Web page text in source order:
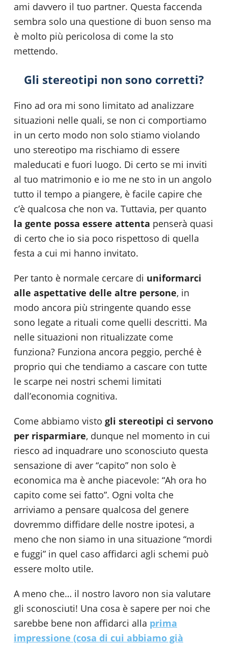
ami davvero il tuo partner. Questa faccenda
sembra solo una questione di buon senso ma
è molto più pericolosa di come la sto
mettendo.
Gli stereotipi non sono corretti?
Fino ad ora mi sono limitato ad analizzare
situazioni nelle quali, se non ci comportiamo
in un certo modo non solo stiamo violando
uno stereotipo ma rischiamo di essere
maleducati e fuori luogo. Di certo se mi inviti
al tuo matrimonio e io me ne sto in un angolo
tutto il tempo a piangere, è facile capire che
c’è qualcosa che non va. Tuttavia, per quanto
la gente possa essere attenta penserà quasi
di certo che io sia poco rispettoso di quella
festa a cui mi hanno invitato.
Per tanto è normale cercare di uniformarci
alle aspettative delle altre persone, in
modo ancora più stringente quando esse
sono legate a rituali come quelli descritti. Ma
nelle situazioni non ritualizzate come
funziona? Funziona ancora peggio, perché è
proprio qui che tendiamo a cascare con tutte
le scarpe nei nostri schemi limitati
dall’economia cognitiva.
Come abbiamo visto gli stereotipi ci servono
per risparmiare, dunque nel momento in cui
riesco ad inquadrare uno sconosciuto questa
sensazione di aver “capito” non solo è
economica ma è anche piacevole: “Ah ora ho
capito come sei fatto”. Ogni volta che
arriviamo a pensare qualcosa del genere
dovremmo diffidare delle nostre ipotesi, a
meno che non siamo in una situazione “mordi
e fuggi” in quel caso affidarci agli schemi può
essere molto utile.
A meno che… il nostro lavoro non sia valutare
gli sconosciuti! Una cosa è sapere per noi che
sarebbe bene non affidarci alla prima
impressione (cosa di cui abbiamo già